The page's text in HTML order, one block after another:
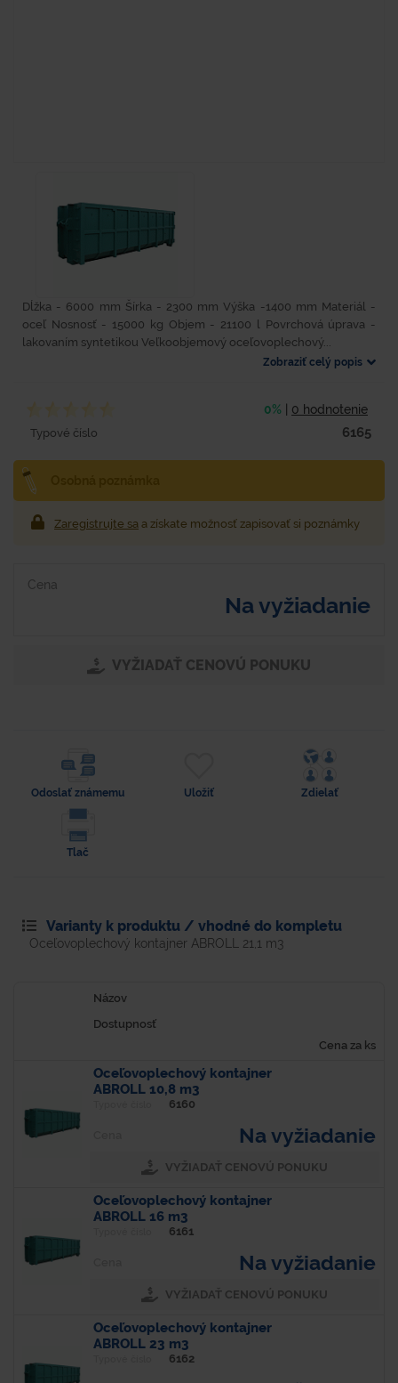
Dĺžka - 6000 mm Šírka - 2300 mm Výška -1400 mm Materiál -
oceľ Nosnosť - 15000 kg Objem - 21100 l Povrchová úprava -
lakovaním syntetikou Veľkoobjemový oceľovoplechový...
Zobraziť celý popis
0% 0 hodnotenie
Typové číslo 6165
Zaregistrujte sa a získate možnosť zapisovať si poznámky
Cena
Na vyžiadanie
VYŽIADAŤ CENOVÚ PONUKU
Odoslať známemu Uložiť Zdielať
Tlač
Varianty k produktu / vhodné do kompletu
Oceľovoplechový kontajner ABROLL 21,1 m3
Názov
Dostupnosť
Cena za ks
Oceľovoplechový kontajner
ABROLL 10,8 m3
6160
Na vyžiadanie
VYŽIADAŤ CENOVÚ PONUKU
Oceľovoplechový kontajner
ABROLL 16 m3
6161
Na vyžiadanie
VYŽIADAŤ CENOVÚ PONUKU
Oceľovoplechový kontajner
ABROLL 23 m3
6162